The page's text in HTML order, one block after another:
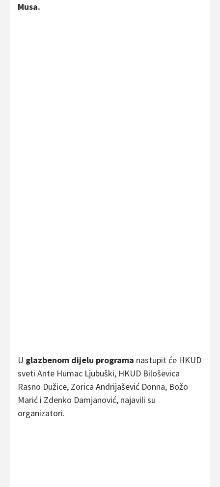
Musa.
U glazbenom dijelu programa nastupit će HKUD
sveti Ante Humac Ljubuški, HKUD Biloševica
Rasno Dužice, Zorica Andrijašević Donna, Božo
Marić i Zdenko Damjanović, najavili su
organizatori.